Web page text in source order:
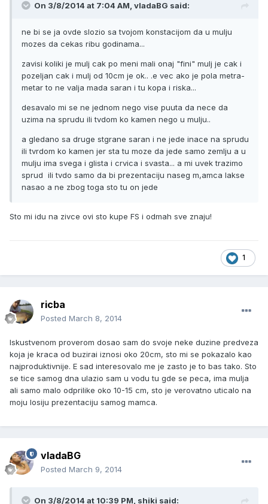
On 3/8/2014 at 7:04 AM, vladaBG said:
ne bi se ja ovde slozio sa tvojom konstacijom da u mulju
mozes da cekas ribu godinama...
zavisi koliki je mulj cak po meni mali onaj "fini" mulj je cak i
pozeljan cak i mulj od 10cm je ok.. .e vec ako je pola metra-
metar to ne valja mada saran i tu kopa i riska...
desavalo mi se ne jednom nego vise puuta da nece da
uzima na sprudu ili tvdom ko kamen nego u mulju..
a gledano sa druge stgrane saran i ne jede inace na sprudu
ili tvrdom ko kamen jer sta tu moze da jede samo zemlju a u
mulju ima svega i glista i crvica i svasta... a mi uvek trazimo
sprud ili tvdo samo da bi prezentaciju naseg m,amca lakse
nasao a ne zbog toga sto tu on jede
Sto mi idu na zivce ovi sto kupe FS i odmah sve znaju!
1
ricba
Posted March 8, 2014
Iskustvenom proverom dosao sam do svoje neke duzine predveza
koja je kraca od buzirai iznosi oko 20cm, sto mi se pokazalo kao
najproduktivnije. E sad interesovalo me je zasto je to bas tako. Sto
se tice samog dna ulazio sam u vodu tu gde se peca, ima mulja
ali samo malo odprilike oko 10-15 cm, sto je verovatno uticalo na
moju losiju prezentaciju samog mamca.
vladaBG
Posted March 9, 2014
On 3/8/2014 at 10:39 PM, shiki said: